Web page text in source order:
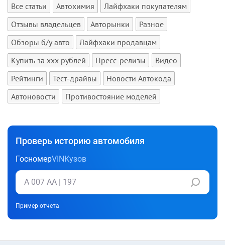
Все статьи Автохимия
Лайфхаки покупателям
Отзывы владельцев
Авторынки
Разное
Обзоры б/у авто
Лайфхаки продавцам
Купить за xxx рублей
Пресс-релизы
Видео
Рейтинги
Тест-драйвы
Новости Автокода
Автоновости
Противостояние моделей
Проверь историю автомобиля
ГосномерVINКузов
Пример отчета